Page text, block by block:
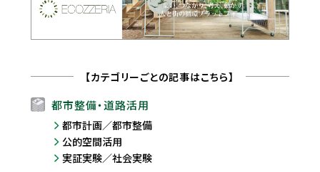
【カテゴリーごとの記事はこちら】
都市整備・道路活用
都市計画／都市整備
公的空間活用
実証実験／社会実験